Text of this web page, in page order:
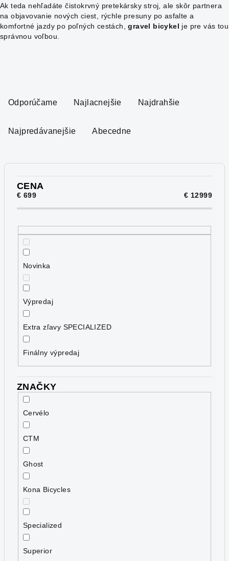
Ak teda nehľadáte čistokrvný pretekársky stroj, ale skôr partnera
na objavovanie nových ciest, rýchle presuny po asfalte a
komfortné jazdy po poľných cestách,
gravel bicykel je pre vás tou
správnou voľbou.
Odporúčame Najlacnejšie Najdrahšie
Najpredávanejšie Abecedne
CENA
€ 699 € 12999
Novinka
Výpredaj
Extra zľavy SPECIALIZED
Finálny výpredaj
ZNAČKY
Cervélo
CTM
Ghost
Kona Bicycles
Specialized
Superior